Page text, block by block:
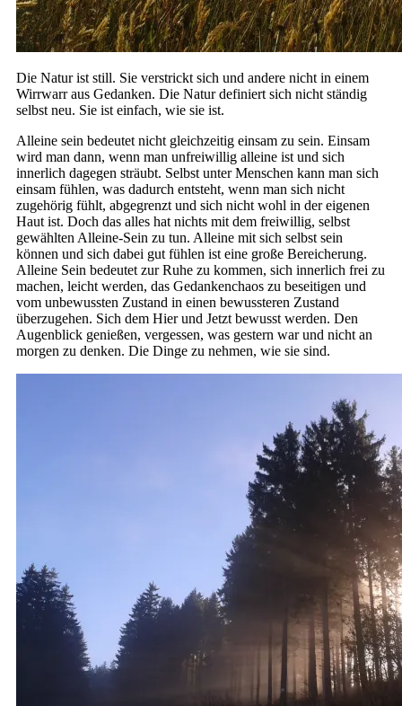
Die Natur ist still. Sie verstrickt sich und andere nicht in einem
Wirrwarr aus Gedanken. Die Natur definiert sich nicht ständig
selbst neu. Sie ist einfach, wie sie ist.
Alleine sein bedeutet nicht gleichzeitig einsam zu sein. Einsam
wird man dann, wenn man unfreiwillig alleine ist und sich
innerlich dagegen sträubt. Selbst unter Menschen kann man sich
einsam fühlen, was dadurch entsteht, wenn man sich nicht
zugehörig fühlt, abgegrenzt und sich nicht wohl in der eigenen
Haut ist. Doch das alles hat nichts mit dem freiwillig, selbst
gewählten Alleine-Sein zu tun. Alleine mit sich selbst sein
können und sich dabei gut fühlen ist eine große Bereicherung.
Alleine Sein bedeutet zur Ruhe zu kommen, sich innerlich frei zu
machen, leicht werden, das Gedankenchaos zu beseitigen und
vom unbewussten Zustand in einen bewussteren Zustand
überzugehen. Sich dem Hier und Jetzt bewusst werden. Den
Augenblick genießen, vergessen, was gestern war und nicht an
morgen zu denken. Die Dinge zu nehmen, wie sie sind.